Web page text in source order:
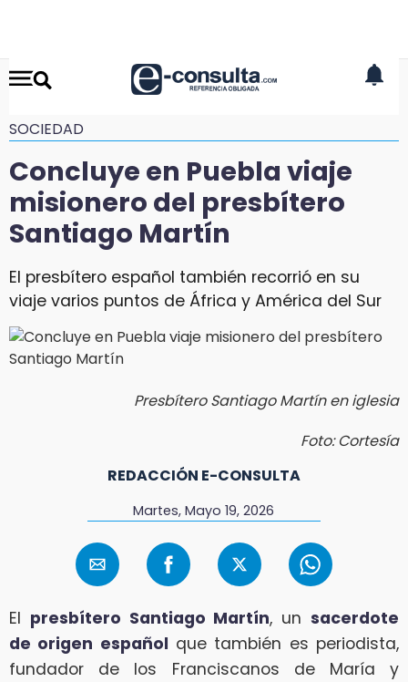
SOCIEDAD
Concluye en Puebla viaje
misionero del presbítero
Santiago Martín
El presbítero español también recorrió en su
viaje varios puntos de África y América del Sur
Presbítero Santiago Martín en iglesia
Foto: Cortesía
REDACCIÓN E-CONSULTA
Martes, Mayo 19, 2026
El presbítero Santiago Martín, unsacerdote
de origen español que también es periodista,
fundador de los Franciscanos de María y